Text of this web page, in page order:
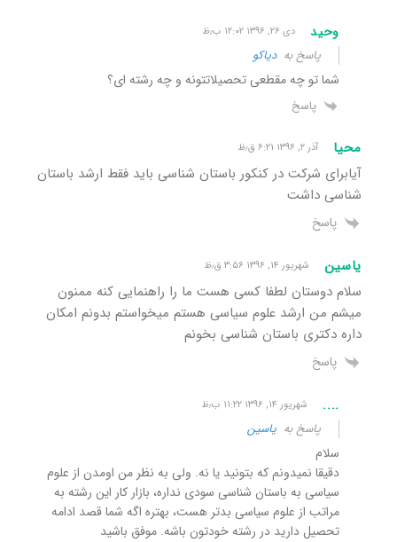
وحید دی ۲۶, ۱۳۹۶ ۱۲:۰۲ ب٫ظ
پاسخ بهدیاکو
شما تو چه مقطعی تحصیلاتتونه و چه رشته ای؟
پاسخ
محیا آذر ۲, ۱۳۹۶ ۶:۲۱ ق٫ظ
آیابرای شرکت در کنکور باستان شناسی باید فقط ارشد باستان
شناسی داشت
پاسخ
یاسین شهریور ۱۴, ۱۳۹۶ ۳:۵۶ ق٫ظ
سلام دوستان لطفا کسی هست ما را راهنمایی کنه ممنون
میشم من ارشد علوم سیاسی هستم میخواستم بدونم امکان
داره دکتری باستان شناسی بخونم
پاسخ
.... شهریور ۱۴, ۱۳۹۶ ۱۱:۲۲ ب٫ظ
پاسخ به یاسین
سلام
دقیقا نمیدونم که بتونید یا نه. ولی به نظر من اومدن از علوم
سیاسی به باستان شناسی سودی نداره، بازار کار این رشته به
مراتب از علوم سیاسی بدتر هست، بهتره اگه شما قصد ادامه
تحصیل دارید در رشته خودتون باشه. موفق باشید